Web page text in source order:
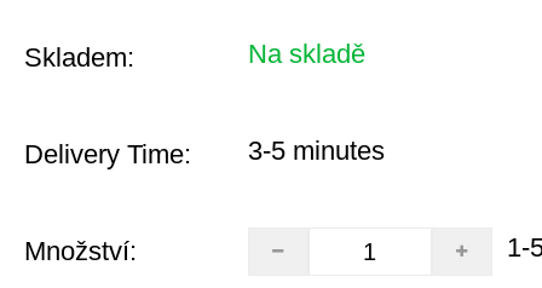
Skladem: Na skladě
Delivery Time: 3-5 minutes
Množství: 1-